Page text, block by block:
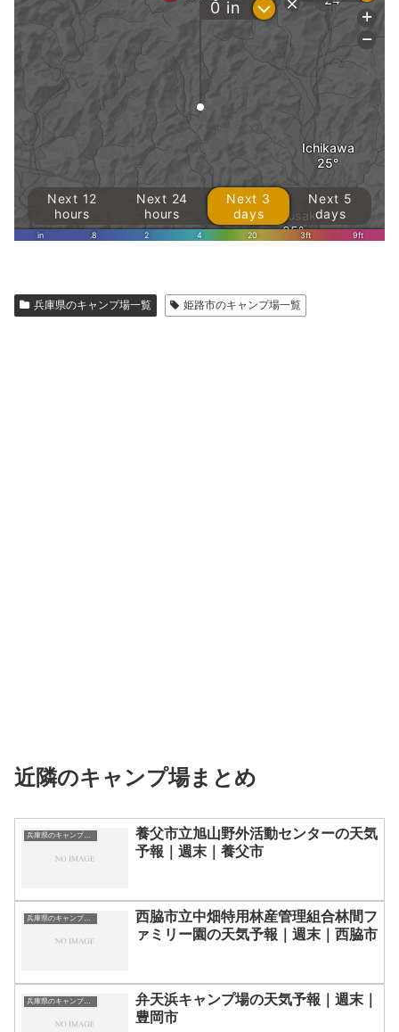
兵庫県のキャンプ場一覧 姫路市のキャンプ場一覧
近隣のキャンプ場まとめ
兵庫県のキャンプ場一覧
養父市立旭山野外活動センターの天気
予報｜週末｜養父市
兵庫県のキャンプ場一覧
西脇市立中畑特用林産管理組合林間フ
ァミリー園の天気予報｜週末｜西脇市
兵庫県のキャンプ場一覧
弁天浜キャンプ場の天気予報｜週末｜
豊岡市